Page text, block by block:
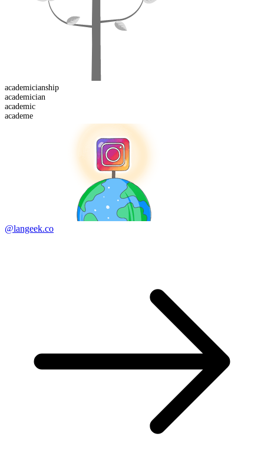
academicianship
academician
academic
academe
@langeek.co